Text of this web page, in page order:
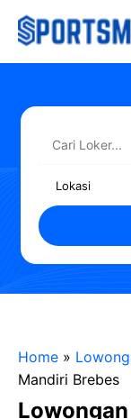
Langsung
Home »
Mandiri Brebes